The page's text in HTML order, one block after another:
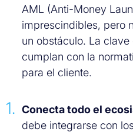
AML (Anti-Money
imprescindibles, pero
un obstáculo. La
cumplan con la
para el cliente.
Conecta todo el
debe integrarse con